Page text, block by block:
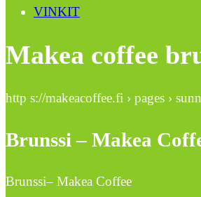
VINKIT
Makea coffee
http s://makeacoffee.fi › pages ›
Brunssi – Makea
Brunssi– Makea Coffee